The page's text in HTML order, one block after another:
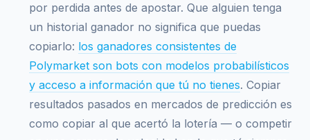
por perdida antes de apostar. Que alguien tenga
un historial ganador no significa que puedas
copiarlo: los ganadores consistentes de
Polymarket son bots con modelos probabilísticos
y acceso a información que tú no tienes. Copiar
resultados pasados en mercados de predicción es
como copiar al que acertó la lotería — o competir